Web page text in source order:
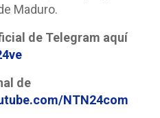
Maduro.
de Telegram aquí
de
NTN24com